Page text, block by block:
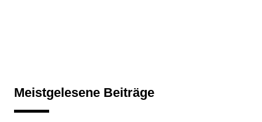
Meistgelesene Beiträge